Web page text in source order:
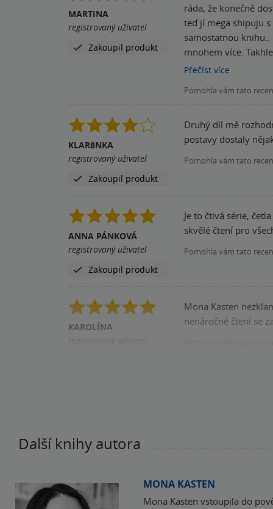
MARTINA
registrovaný uživatel
Zakoupil produkt
ráda, že konečně
teď jí mega shipuju
samostatnou
mnohem více.
tentokrát mě to
do té knihy ani
Přečíst více
Pomohla vám tato
KLAR8NKA
registrovaný uživatel
Zakoupil produkt
Druhý díl mě
postavy dostaly
Pomohla vám tato
ANNA PÁNKOVÁ
registrovaný uživatel
Zakoupil produkt
Je to čtivá série,
skvělé čtení pro
Pomohla vám tato
KAROLÍNA
Mona Kasten
nenáročné čtení se
Další knihy autora
MONA KASTEN
Mona Kasten vstoupila do